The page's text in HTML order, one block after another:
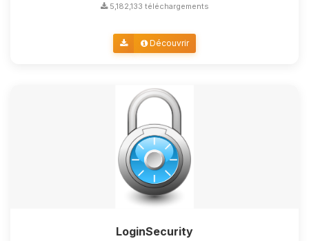
5,182,133 téléchargements
Découvrir
LoginSecurity